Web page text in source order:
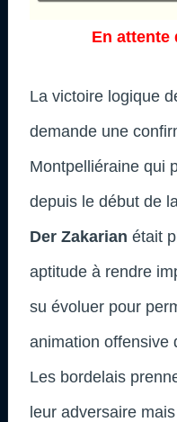
En
La victoire logique
demande une
Montpelliéraine qui
depuis le début de
Der Zakarian était
aptitude à rendre
su évoluer pour
animation offensive
Les bordelais
leur adversaire